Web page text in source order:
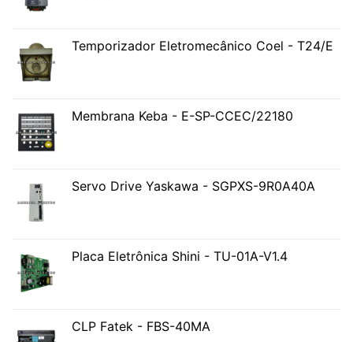
Temporizador Eletromecânico Coel - T24/E
Membrana Keba - E-SP-CCEC/22180
Servo Drive Yaskawa - SGPXS-9R0A40A
Placa Eletrônica Shini - TU-01A-V1.4
CLP Fatek - FBS-40MA